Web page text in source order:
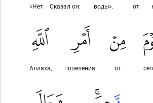
от
воды».
Сказал он:
«Нет
от
повеления
Аллаха,